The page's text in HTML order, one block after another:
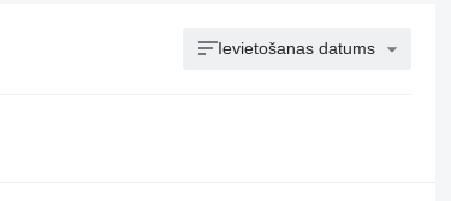
Ievietošanas datums